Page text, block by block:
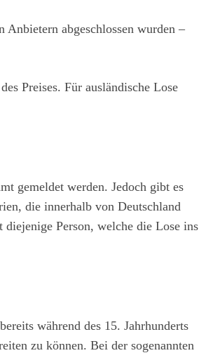
abgeschlossen wurden –
Preises. Für ausländische Lose
gemeldet werden. Jedoch gibt es
die innerhalb von Deutschland
Person, welche die Lose ins
während des 15. Jahrhunderts
zu können. Bei der sogenannten